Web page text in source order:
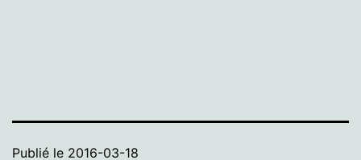
Publié le 2016-03-18